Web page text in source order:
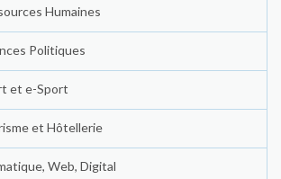
Humaines
Politiques
et e-Sport
et Hôtellerie
Web, Digital